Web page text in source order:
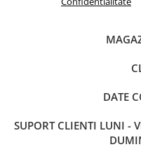
DATE
SUPORT CLIENTI LUNI -